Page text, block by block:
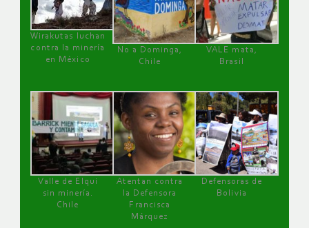
Wirakutas luchan
contra la minería
en México
No a Dominga,
Chile
VALE mata,
Brasil
Valle de Elqui
sin minería.
Chile
Atentan contra
la Defensora
Francisca
Márquez
Defensoras de
Bolivia